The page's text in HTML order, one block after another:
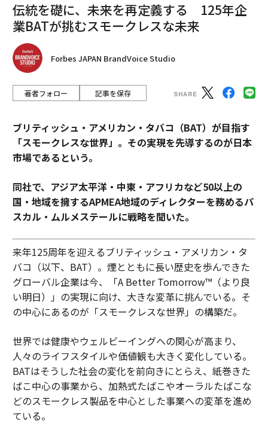
伝統を礎に、未来を再定義する 125年企
業BATが挑むスモークレスな未来
Forbes JAPAN BrandVoice Studio
著者フォロー 記事を保存
ブリティッシュ・アメリカン・タバコ（BAT）が目指す
「スモークレスな世界」。その実現を先導するのが日本
市場であるという。
同社で、アジア太平洋・中東・アフリカなど50以上の
国・地域を擁するAPMEA地域のディレクターを務めるパ
スカル・ムルメステールに戦略を聞いた。
来年125周年を迎えるブリティッシュ・アメリカン・タ
バコ（以下、BAT）。煙とともに長い歴史を歩んできた
グローバル企業は今、「A Better Tomorrow™（より良
い明日）」の実現に向け、大きな変革に挑んでいる。そ
の中心にあるのが「スモークレスな世界」の構築だ。
世界では健康やウェルビーイングへの関心が高まり、
人々のライフスタイルや価値観も大きく変化している。
BATはそうした社会の変化を前向きにとらえ、紙巻きた
ばこ中心の事業から、加熱式たばこやオーラルたばこな
どのスモークレス製品を中心とした事業への変革を進め
ている。